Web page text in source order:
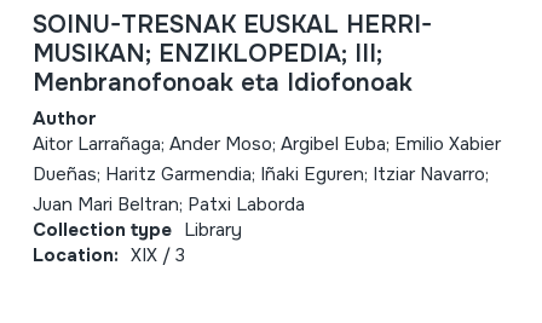
SOINU-TRESNAK EUSKAL HERRI-
MUSIKAN; ENZIKLOPEDIA; III;
Menbranofonoak eta Idiofonoak
Author
Aitor Larrañaga; Ander Moso; Argibel Euba; Emilio Xabier
Dueñas; Haritz Garmendia; Iñaki Eguren; Itziar Navarro;
Juan Mari Beltran; Patxi Laborda
Collection type Library
Location: XIX / 3